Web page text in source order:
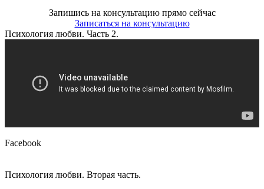
Запишись на консультацию прямо сейчас
Записаться на консультацию
Психология любви. Часть 2.
Facebook
Психология любви. Вторая часть.